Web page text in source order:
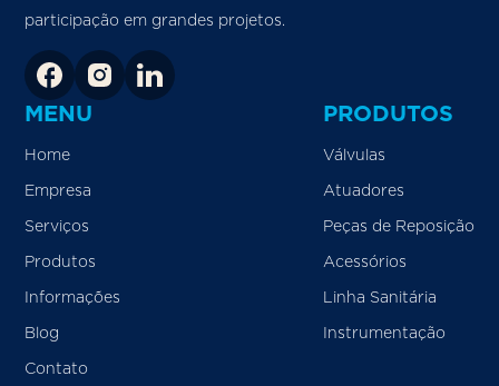
participação em grandes projetos.
MENU
Home
Empresa
Serviços
Produtos
Informações
Blog
Contato
PRODUTOS
Válvulas
Atuadores
Peças de Reposição
Acessórios
Linha Sanitária
Instrumentação